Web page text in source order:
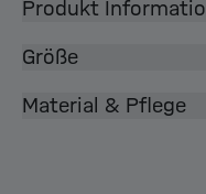
Produkt
Größe
Material & Pflege